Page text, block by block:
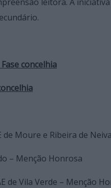
concelhia
Moure e Ribeira de
– Menção Honrosa
de Vila Verde – Menção